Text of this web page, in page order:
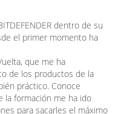
dentro de su
el primer momento ha
que me ha
de los productos de la
práctico. Conoce
la formación me ha ido
para sacarles el máximo